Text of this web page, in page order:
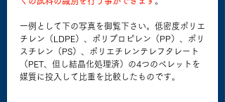
一例として下の写真を御覧下さい。低密度ポリエ
チレン（LDPE）、ポリプロピレン（PP）、ポリ
スチレン（PS）、ポリエチレンテレフタレート
（PET、但し結晶化処理済）の4つのペレットを
媒質に投入して比重を比較したものです。